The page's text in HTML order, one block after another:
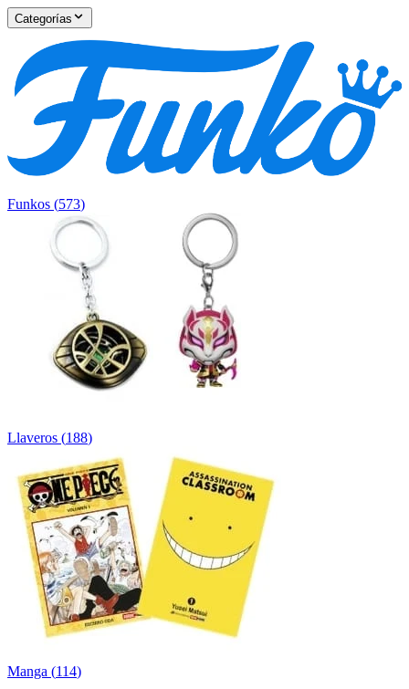
Categorías
Funkos (573)
Llaveros (188)
Manga (114)